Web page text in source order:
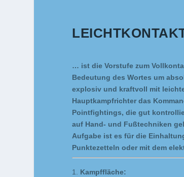
… ist die Vorstufe zum
Bedeutung des Wortes um
explosiv und kraftvoll mit
Hauptkampfrichter das
Pointfightings, die gut
auf Hand- und Fußtechniken
Aufgabe ist es für die
Punktezetteln oder mit dem
Kampffläche: